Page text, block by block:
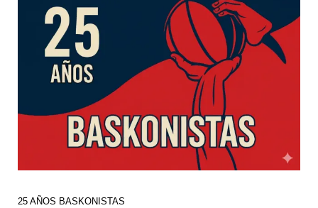
25 AÑOS BASKONISTAS